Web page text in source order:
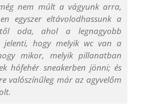
nem múlt a vágyunk arra,
egyszer eltávolodhassunk a
oda, ahol a legnagyobb
jelenti, hogy melyik wc van a
mikor, melyik pillanatban
hófehér sneakerben jönni; és
valószínűleg már az agyvelőm